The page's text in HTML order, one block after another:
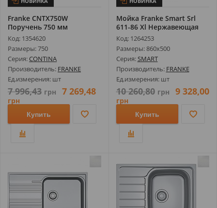
Franke CNTX750W
Поручень 750 мм
Код: 1354620
Размеры: 750
Серия: CONTINA
Производитель: FRANKE
Ед.измерения: шт
7 996,43 грн 7 269,48
грн
Купить
Мойка Franke Smart Srl
611-86 Xl Нержавеющая
Сталь Д...
Код: 1264253
Размеры: 860х500
Серия:SMART
Производитель: FRANKE
Ед.измерения: шт
10 260,80 грн 9 328,00
грн
Купить